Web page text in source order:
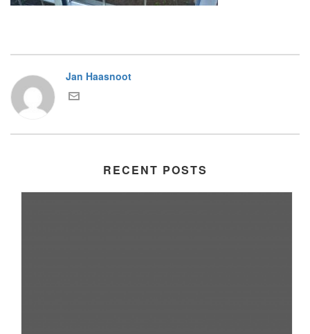
Jan Haasnoot
RECENT POSTS